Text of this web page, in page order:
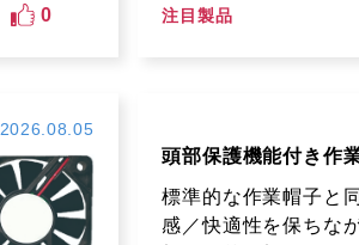
0 注目製品
2026.08.05
頭部保護機能付き作
標準的な作業帽子と
感／快適性を保ちな